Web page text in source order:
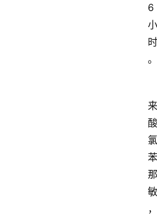
6
小
时
。
来
酸
氯
苯
那
敏
，